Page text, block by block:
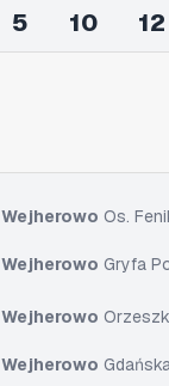
5 10 12
Wejherowo Os.
Wejherowo Gryfa
Wejherowo
Wejherowo